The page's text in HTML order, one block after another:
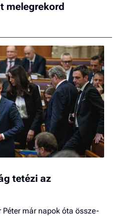
melegrekord
tetézi az
már napok óta össze-